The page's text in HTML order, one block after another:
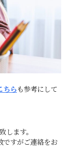
ちらも参考にして
します。
ですがご連絡をお